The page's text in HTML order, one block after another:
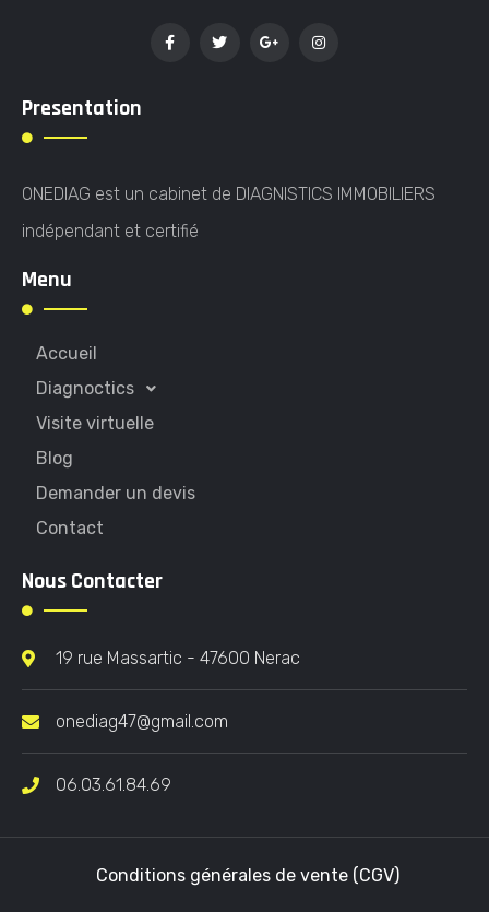
Presentation
ONEDIAG est un cabinet de DIAGNISTICS IMMOBILIERS
indépendant et certifié
Menu
Accueil
Diagnoctics
Visite virtuelle
Blog
Demander un devis
Contact
Nous Contacter
19 rue Massartic - 47600 Nerac
onediag47@gmail.com
06.03.61.84.69
Conditions générales de vente (CGV)